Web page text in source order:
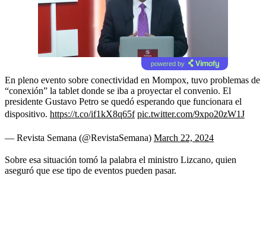
powered by
En pleno evento sobre conectividad en Mompox, tuvo problemas de
“conexión” la tablet donde se iba a proyectar el convenio. El
presidente Gustavo Petro se quedó esperando que funcionara el
dispositivo. https://t.co/if1kX8q65f pic.twitter.com/9xpo20zW1J
— Revista Semana (@RevistaSemana) March 22, 2024
Sobre esa situación tomó la palabra el ministro Lizcano, quien
aseguró que ese tipo de eventos pueden pasar.